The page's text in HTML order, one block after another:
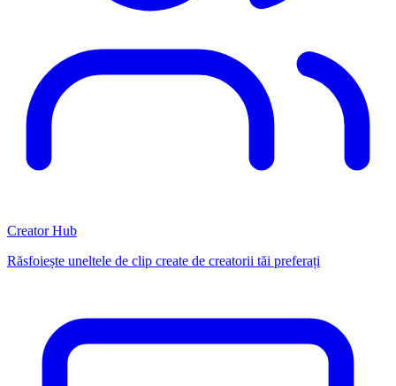
Creator Hub
Răsfoiește uneltele de clip create de creatorii tăi preferați